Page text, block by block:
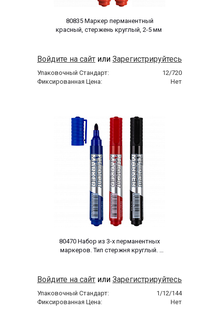
80835 Маркер перманентный
Войдите на сайт или Зарегистрируйтесь
Упаковочный Стандарт:
12/720
Фиксированная Цена:
Нет
80470 Набор из 3-х перманентных
маркеров. Тип стержня круглый.
Войдите на сайт или Зарегистрируйтесь
Упаковочный Стандарт:
1/12/144
Фиксированная Цена:
Нет